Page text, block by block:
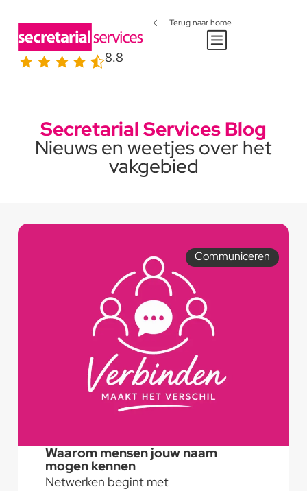
8.8
Terug naar home
Secretarial Services Blog
Nieuws en weetjes over het
vakgebied
Communiceren
Waarom mensen jouw naam
mogen kennen
Netwerken begint met